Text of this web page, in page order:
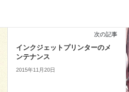
次の記事
インクジェットプリンターのメ
ンテナンス
2015年11月20日